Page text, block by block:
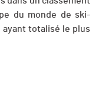
du monde de ski-
ayant totalisé le plus